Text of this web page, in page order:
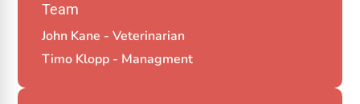
Team
John Kane - Veterinarian
Timo Klopp - Managment